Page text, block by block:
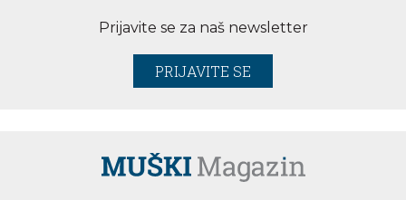
Prijavite se za naš newsletter
PRIJAVITE SE